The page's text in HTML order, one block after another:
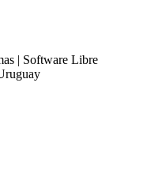
| Software Libre